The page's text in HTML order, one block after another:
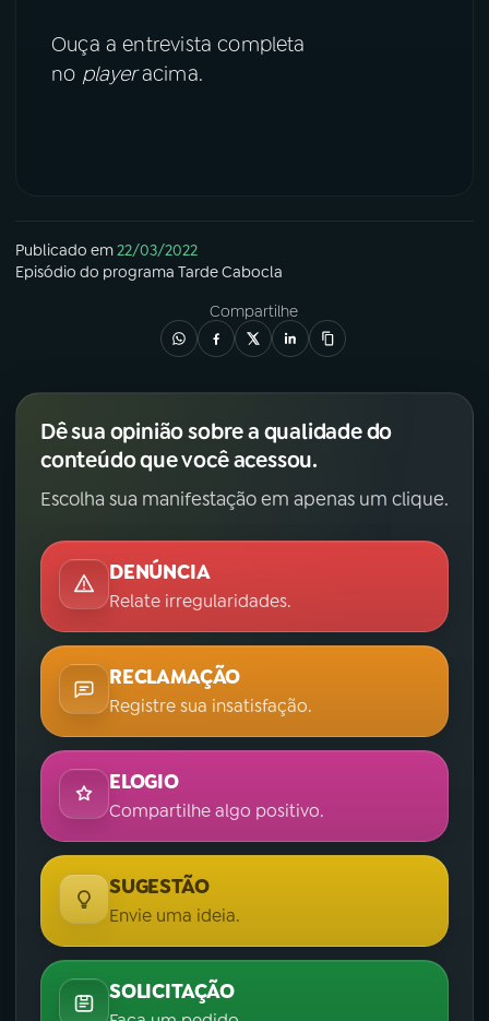
YouTube
Ouça a entrevista completa
no playeracima.
Publicado em22/03/2022
Episódio do programa Tarde Cabocla
Compartilhe
Dê sua opinião sobre a qualidade do
conteúdo que você acessou.
Escolha sua manifestação em apenas um clique.
DENÚNCIA
Relate irregularidades.
RECLAMAÇÃO
Registre sua insatisfação.
ELOGIO
Compartilhe algo positivo.
SUGESTÃO
Envie uma ideia.
SOLICITAÇÃO